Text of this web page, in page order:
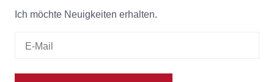
Ich möchte Neuigkeiten erhalten.